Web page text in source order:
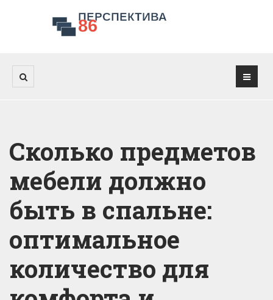
Сколько предметов
мебели должно
быть в спальне:
оптимальное
количество для